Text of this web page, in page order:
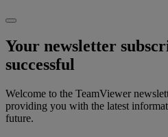
Your newsletter
successful
Welcome to the TeamViewer
providing you with the latest
future.